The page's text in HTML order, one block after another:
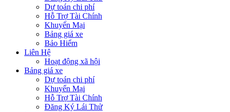
Dự toán chi phí
Hỗ Trợ Tài Chính
Khuyến Mại
Bảng giá xe
Bảo Hiểm
Liên Hệ
Hoạt động xã hội
Bảng giá xe
Dự toán chi phí
Khuyến Mại
Hỗ Trợ Tài Chính
Đăng Ký Lái Thử